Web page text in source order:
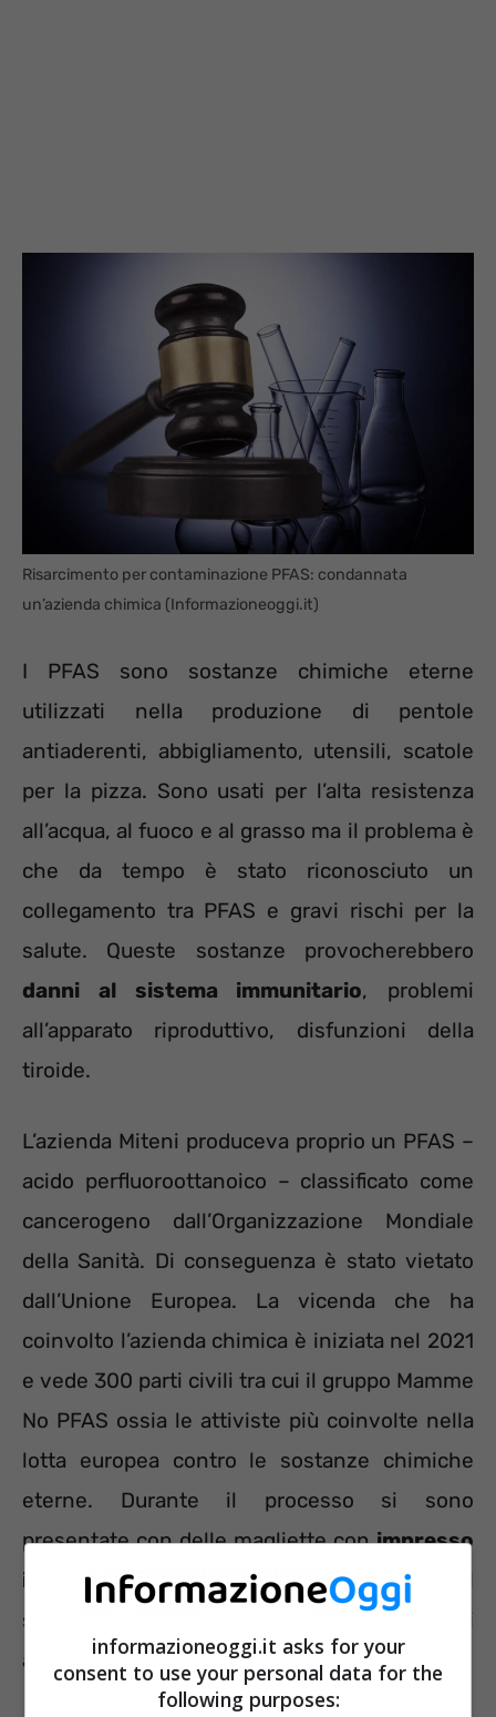
Risarcimento per contaminazione PFAS: condannata
un’azienda chimica (Informazioneoggi.it)
I PFAS sono sostanze chimiche eterne
utilizzati nella produzione di pentole
antiaderenti, abbigliamento, utensili, scatole
per la pizza. Sono usati per l’alta resistenza
all’acqua, al fuoco e al grasso ma il problema è
che da tempo è stato riconosciuto un
collegamento tra PFAS e gravi rischi per la
salute. Queste sostanze provocherebbero
danni al sistema immunitario, problemi
all’apparato riproduttivo, disfunzioni della
tiroide.
L’azienda Miteni produceva proprio un PFAS –
acido perfluoroottanoico – classificato come
cancerogeno dall’Organizzazione Mondiale
della Sanità. Di conseguenza è stato vietato
dall’Unione Europea. La vicenda che ha
coinvolto l’azienda chimica è iniziata nel 2021
e vede 300 parti civili tra cui il gruppo Mamme
No PFAS ossia le attiviste più coinvolte nella
lotta europea contro le sostanze chimiche
eterne. Durante il processo si sono
presentate con delle magliette conimpresso
il livello di concentrazione di PFOA
sangue dei loro bambini e la scritta “Stai
avvelenando mio figlio”.
informazioneoggi.it asks for your
consent to use your personal data for the
following purposes: